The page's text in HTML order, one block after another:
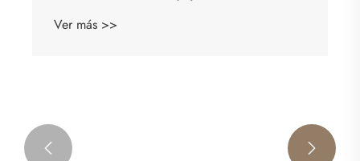
Ver más >>
 